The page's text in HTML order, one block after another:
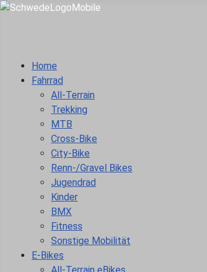
Home
Fahrrad
All-Terrain
Trekking
MTB
Cross-Bike
City-Bike
Renn-/Gravel Bikes
Jugendrad
Kinder
BMX
Fitness
Sonstige Mobilität
E-Bikes